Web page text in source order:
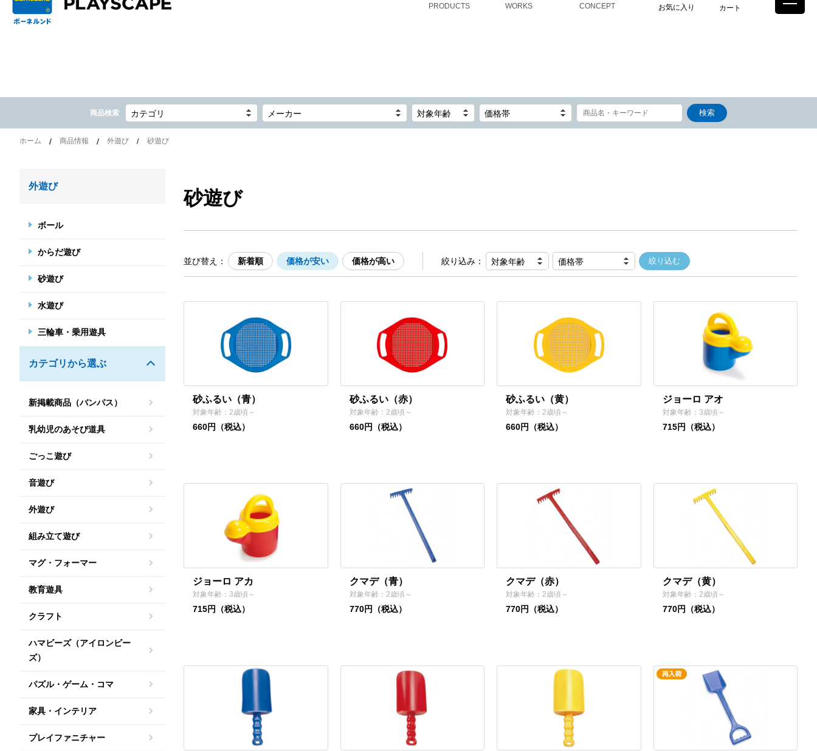
PRODUCTS WORKS CONCEPT お気に入り カート
商品検索 カテゴリ メーカー 対象年齢 価格帯
ホーム 商品情報 外遊び 砂遊び
外遊び
ボール
からだ遊び
砂遊び
水遊び
三輪車・乗用遊具
カテゴリから選ぶ
新掲載商品（バンパス）
乳幼児のあそび道具
ごっこ遊び
音遊び
外遊び
組み立て遊び
マグ・フォーマー
教育遊具
クラフト
ハマビーズ（アイロンビー
ズ）
パズル・ゲーム・コマ
家具・インテリア
プレイファニチャー
砂遊び
並び替え： 新着順 価格が安い 価格が高い 絞り込み： 対象年齢 価格帯
砂ふるい（青）
対象年齢：2歳頃～
660円（税込）
砂ふるい（赤）
対象年齢：2歳頃～
660円（税込）
砂ふるい（黄）
対象年齢：2歳頃～
660円（税込）
ジョーロ アオ
対象年齢：3歳頃～
715円（税込）
ジョーロ アカ
対象年齢：3歳頃～
715円（税込）
クマデ（青）
対象年齢：2歳頃～
770円（税込）
クマデ（赤）
対象年齢：2歳頃～
770円（税込）
クマデ（黄）
対象年齢：2歳頃～
770円（税込）